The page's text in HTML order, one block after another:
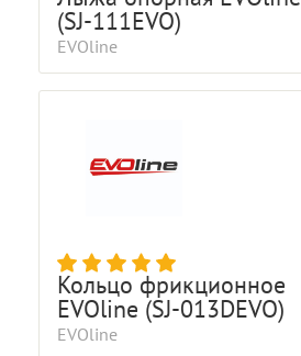
(SJ-111EVO)
EVOline
Кольцо фрикционное
EVOline (SJ-013DEVO)
EVOline